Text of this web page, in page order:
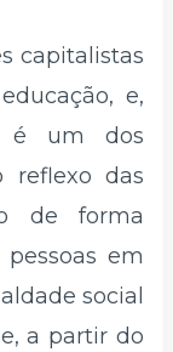
capitalistas
e,
é um dos
reflexo das
de forma
em
social
a partir do